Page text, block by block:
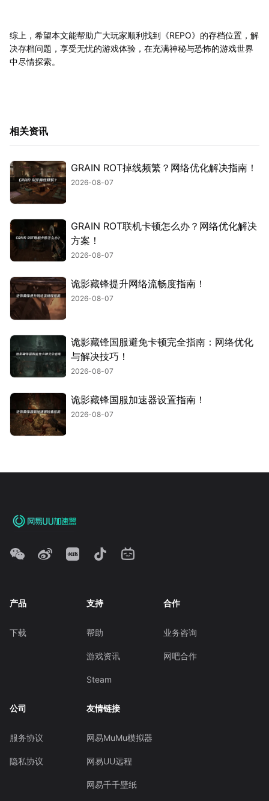
综上，希望本文能帮助广大玩家顺利找到《REPO》的存档位置，解
决存档问题，享受无忧的游戏体验，在充满神秘与恐怖的游戏世界
中尽情探索。
相关资讯
GRAIN ROT掉线频繁？网络优化解决指南！
2026-08-07
GRAIN ROT联机卡顿怎么办？网络优化解决
方案！
2026-08-07
诡影藏锋提升网络流畅度指南！
2026-08-07
诡影藏锋国服避免卡顿完全指南：网络优化
与解决技巧！
2026-08-07
诡影藏锋国服加速器设置指南！
2026-08-07
产品
下载
支持
帮助
游戏资讯
Steam
合作
业务咨询
网吧合作
公司
服务协议
隐私协议
友情链接
网易MuMu模拟器
网易UU远程
网易千千壁纸